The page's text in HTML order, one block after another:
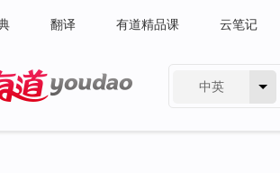
翻译 有道精品课 云笔记
中英